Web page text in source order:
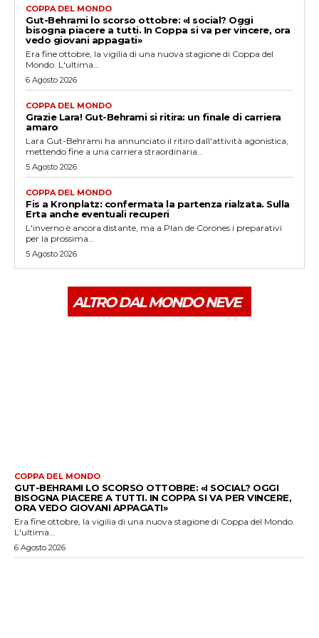
COPPA DEL MONDO
Gut-Behrami lo scorso ottobre: «I social? Oggi
bisogna piacere a tutti. In Coppa si va per vincere, ora
vedo giovani appagati»
Era fine ottobre, la vigilia di una nuova stagione di Coppa del
Mondo. L'ultima...
6 Agosto 2026
COPPA DEL MONDO
Grazie Lara! Gut-Behrami si ritira: un finale di carriera
amaro
Lara Gut-Behrami ha annunciato il ritiro dall'attività agonistica,
mettendo fine a una carriera straordinaria...
5 Agosto 2026
COPPA DEL MONDO
Fis a Kronplatz: confermata la partenza rialzata. Sulla
Erta anche eventuali recuperi
L'inverno è ancora distante, ma a Plan de Corones i preparativi
per la prossima...
5 Agosto 2026
ALTRO DAL MONDO NEVE
COPPA DEL MONDO
GUT-BEHRAMI LO SCORSO OTTOBRE: «I SOCIAL? OGGI
BISOGNA PIACERE A TUTTI. IN COPPA SI VA PER VINCERE,
ORA VEDO GIOVANI APPAGATI»
Era fine ottobre, la vigilia di una nuova stagione di Coppa del Mondo.
L'ultima...
6 Agosto 2026